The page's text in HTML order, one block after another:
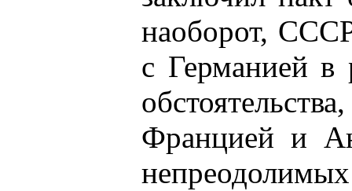
наоборот,
с Германией в
Францией и